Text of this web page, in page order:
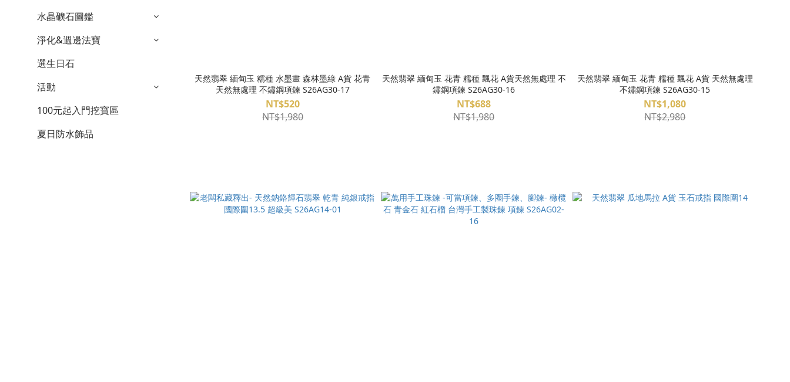
水晶礦石圖鑑
淨化&週邊法寶
選生日石
活動
100元起入門挖寶區
夏日防水飾品
天然翡翠 緬甸玉 糯種 水墨畫 森林墨綠 A貨 花青
天然無處理 不鏽鋼項鍊 S26AG30-17
NT$520
NT$1,980
天然翡翠 緬甸玉 花青 糯種 飄花 A貨天然無處理 不
鏽鋼項鍊 S26AG30-16
NT$688
NT$1,980
天然翡翠 緬甸玉 花青 糯種 飄花 A貨 天然無處理
不鏽鋼項鍊 S26AG30-15
NT$1,080
NT$2,980